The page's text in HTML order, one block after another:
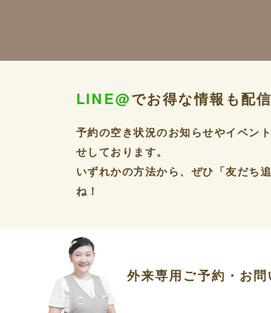
LINE@でお得な情報も配信
予約の空き状況のお知らせやイベン
せしております。
いずれかの方法から、ぜひ「友だち
ね！
外来専用ご予約・お